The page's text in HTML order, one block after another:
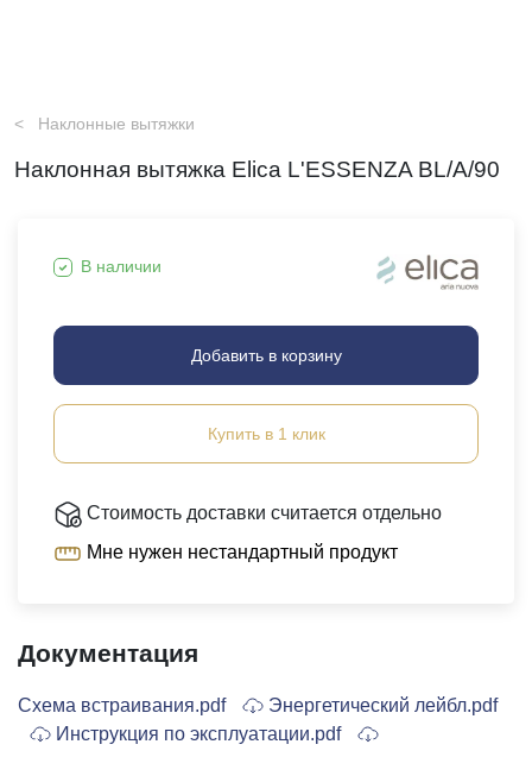
Наклонные вытяжки
Наклонная вытяжка Elica L'ESSENZA BL/A/90
Документация
Схема встраивания.pdf
Энергетический лейбл.pdf
Инструкция по эксплуатации.pdf
В наличии
Добавить в корзину
Купить в 1 клик
Стоимость доставки считается отдельно
Мне нужен нестандартный продукт